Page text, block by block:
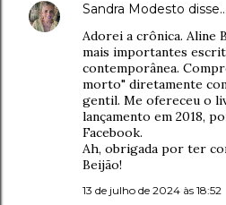
Sandra Modesto disse…
Adorei a crônica. Aline
mais importantes
contemporânea.
morto" diretamente
gentil. Me ofereceu o
lançamento em 2018,
Facebook.
Ah, obrigada por ter
Beijão!
13 de julho de 2024 às 18:52